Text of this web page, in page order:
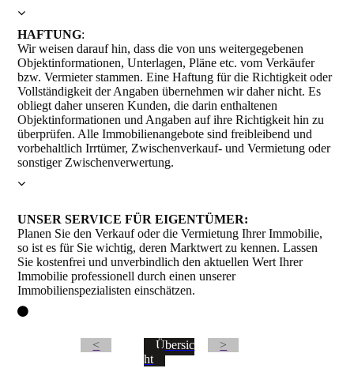
HAFTUNG:
Wir weisen darauf hin, dass die von uns weitergegebenen
Objektinformationen, Unterlagen, Pläne etc. vom Verkäufer
bzw. Vermieter stammen. Eine Haftung für die Richtigkeit oder
Vollständigkeit der Angaben übernehmen wir daher nicht. Es
obliegt daher unseren Kunden, die darin enthaltenen
Objektinformationen und Angaben auf ihre Richtigkeit hin zu
überprüfen. Alle Immobilienangebote sind freibleibend und
vorbehaltlich Irrtümer, Zwischenverkauf- und Vermietung oder
sonstiger Zwischenverwertung.
UNSER SERVICE FÜR EIGENTÜMER:
Planen Sie den Verkauf oder die Vermietung Ihrer Immobilie,
so ist es für Sie wichtig, deren Marktwert zu kennen. Lassen
Sie kostenfrei und unverbindlich den aktuellen Wert Ihrer
Immobilie professionell durch einen unserer
Immobilienspezialisten einschätzen.
<
Übersic
ht
>